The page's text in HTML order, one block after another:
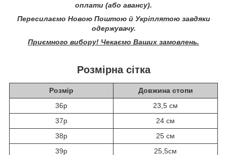
оплати (або авансу).
Пересилаємо Новою Поштою й Укріплятою завдяки
одержувачу.
Приємного вибору! Чекаємо Ваших замовлень.
Розмірна сітка
Розмір
Довжина стопи
36р
23,5 см
37р
24 см
38р
25 см
39р
25,5см